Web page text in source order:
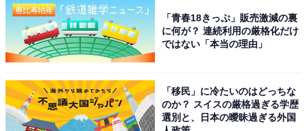
「青春18きっぷ」販売激減の裏
に何が？ 連続利用の厳格化だけ
ではない「本当の理由」
「移民」に冷たいのはどっちな
のか？ スイスの厳格過ぎる学歴
選別と、日本の曖昧過ぎる外国